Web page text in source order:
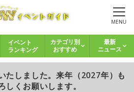
MENU
イベント
ランキング
カテゴリ別
おすすめ
最新
ニュース
たしました。来年（2027年）も
しくお願いします。